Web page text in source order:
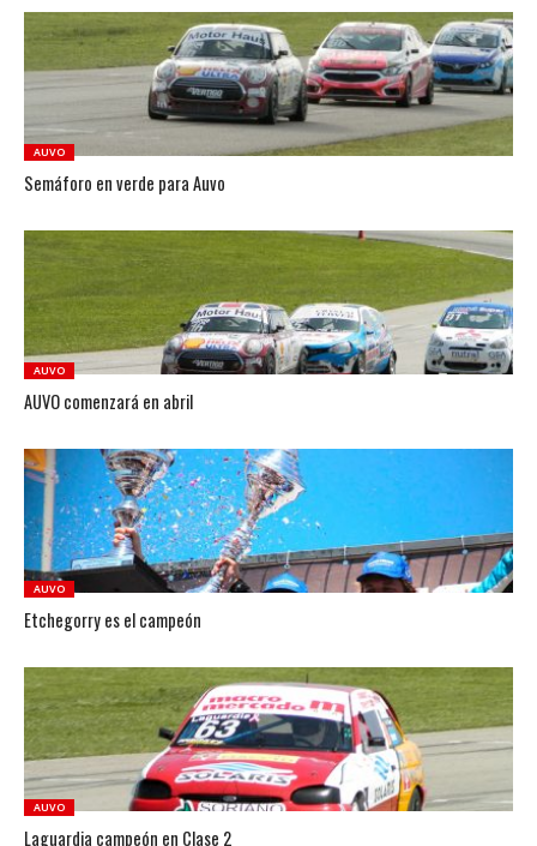
AUVO
Semáforo en verde para Auvo
AUVO
AUVO comenzará en abril
AUVO
Etchegorry es el campeón
AUVO
Laguardia campeón en Clase 2